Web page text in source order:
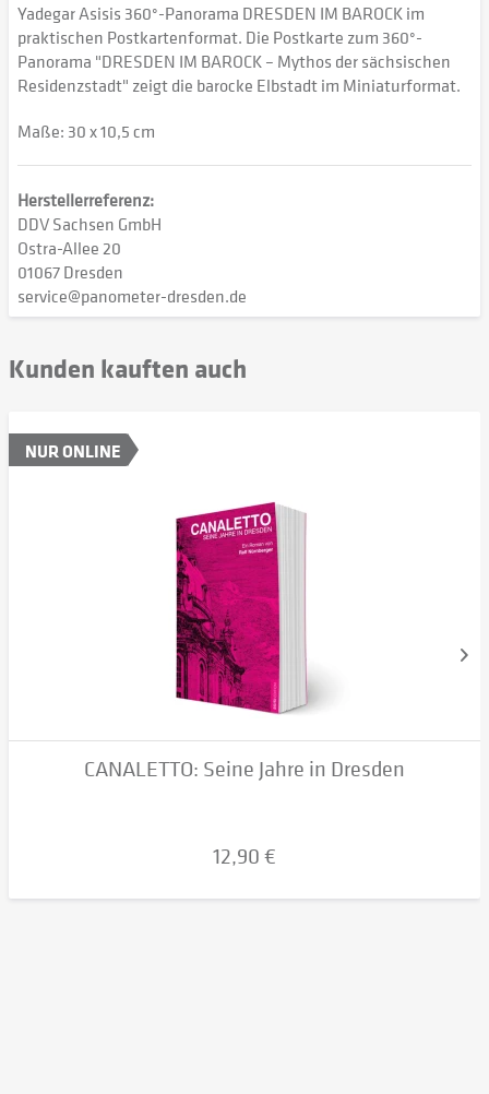
Yadegar Asisis 360°-Panorama DRESDEN IM BAROCK im
praktischen Postkartenformat. Die Postkarte zum 360°-
Panorama "DRESDEN IM BAROCK – Mythos der sächsischen
Residenzstadt" zeigt die barocke Elbstadt im Miniaturformat.
Maße: 30 x 10,5 cm
Herstellerreferenz:
DDV Sachsen GmbH
Ostra-Allee 20
01067 Dresden
service@panometer-dresden.de
Kunden kauften auch
NUR ONLINE
CANALETTO: Seine Jahre in Dresden
12,90 €